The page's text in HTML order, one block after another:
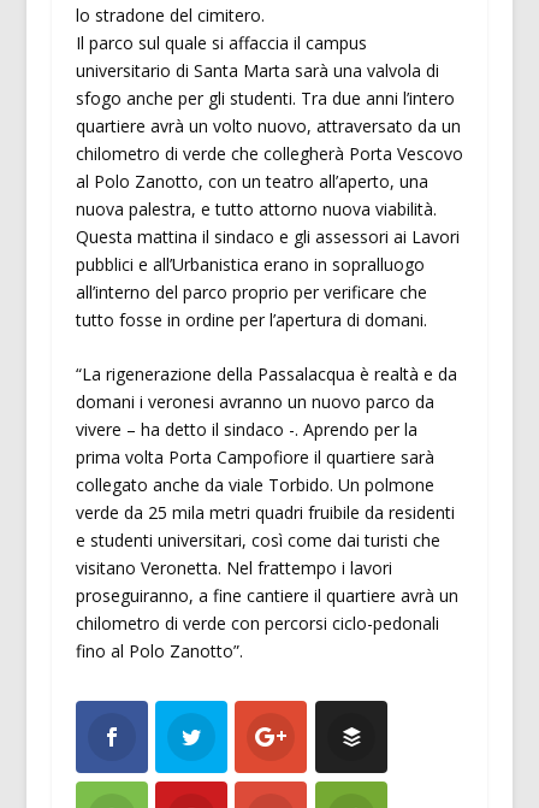
lo stradone del cimitero.
Il parco sul quale si affaccia il campus
universitario di Santa Marta sarà una valvola di
sfogo anche per gli studenti. Tra due anni l’intero
quartiere avrà un volto nuovo, attraversato da un
chilometro di verde che collegherà Porta Vescovo
al Polo Zanotto, con un teatro all’aperto, una
nuova palestra, e tutto attorno nuova viabilità.
Questa mattina il sindaco e gli assessori ai Lavori
pubblici e all’Urbanistica erano in sopralluogo
all’interno del parco proprio per verificare che
tutto fosse in ordine per l’apertura di domani.
“La rigenerazione della Passalacqua è realtà e da
domani i veronesi avranno un nuovo parco da
vivere – ha detto il sindaco -. Aprendo per la
prima volta Porta Campofiore il quartiere sarà
collegato anche da viale Torbido. Un polmone
verde da 25 mila metri quadri fruibile da residenti
e studenti universitari, così come dai turisti che
visitano Veronetta. Nel frattempo i lavori
proseguiranno, a fine cantiere il quartiere avrà un
chilometro di verde con percorsi ciclo-pedonali
fino al Polo Zanotto”.